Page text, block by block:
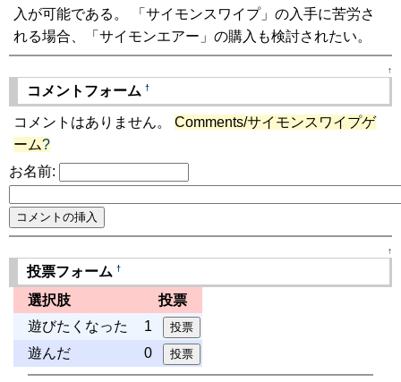
入が可能である。 「サイモンスワイプ」の入手に苦労さ
れる場合、「サイモンエアー」の購入も検討されたい。
↑
コメントフォーム †
コメントはありません。 Comments/サイモンスワイプゲ
ーム?
お名前:
↑
投票フォーム †
選択肢
投票
遊びたくなった
1
遊んだ
0